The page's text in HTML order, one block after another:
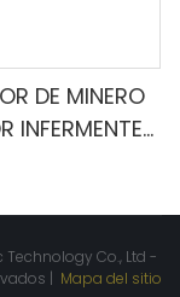
DE MINERO
INFERMENTE-
Co., Ltd -
| Mapa del sitio